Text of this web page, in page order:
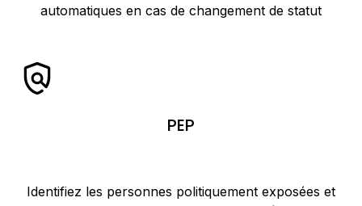
automatiques en cas de changement de statut
PEP
Identifiez les personnes politiquement exposées et